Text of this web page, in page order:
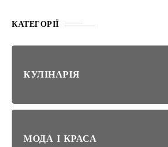
КАТЕГОРІЇ
КУЛІНАРІЯ
МОДА І КРАСА